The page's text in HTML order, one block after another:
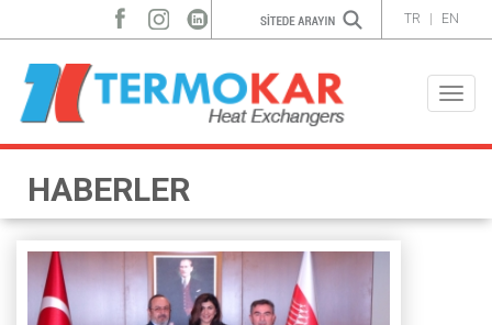
TR EN
Toggle
HABERLER